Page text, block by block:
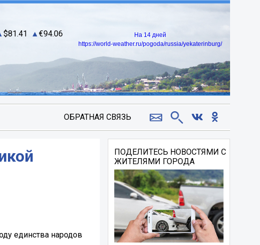
81.41 94.06
На 14 дней
https://world-weather.ru/pogoda/russia/yekaterinburg/
ОБРАТНАЯ СВЯЗЬ
единства народов
ПОДЕЛИТЕСЬ НОВОСТЯМИ С
ЖИТЕЛЯМИ ГОРОДА